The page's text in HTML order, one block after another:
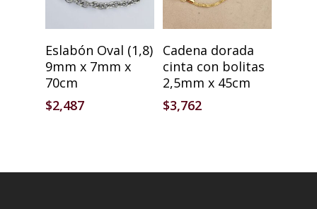
Añadir Al Carrito
Eslabón Oval (1,8)
9mm x 7mm x
70cm
$2,487
Añadir Al Carrito
Cadena dorada
cinta con bolitas
2,5mm x 45cm
$3,762